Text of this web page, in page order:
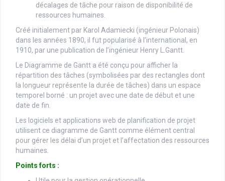
décalages de tâche pour raison de disponibilité de
ressources humaines.
Créé initialement par Karol Adamiecki (ingénieur Polonais)
dans les années 1890, il fut popularisé à l’international, en
1910, par une publication de l’ingénieur Henry L.Gantt.
Le Diagramme de Gantt a été conçu pour afficher la
répartition des tâches (symbolisées par des rectangles dont
la longueur représente la durée de tâches) dans un espace
temporel borné : un projet avec une date de début et une
date de fin.
Les logiciels et applications web de planification de projet
utilisent ce diagramme de Gantt comme élément central
pour gérer les délai d’un projet et l’affectation des ressources
humaines.
Points forts :